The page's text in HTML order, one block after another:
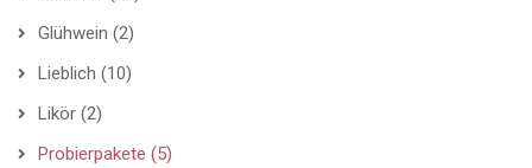
Glühwein (2)
Lieblich (10)
Likör (2)
Probierpakete (5)